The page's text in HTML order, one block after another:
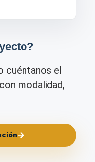
cuéntanos el
modalidad,